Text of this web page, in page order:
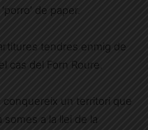
de paper.
tendres enmig de
cas del Forn Roure.
un territori que
a la llei de la